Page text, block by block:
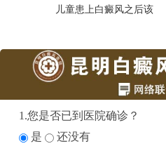
儿童患上白癜风之后该
1.您是否已到医院确诊？
是
还没有